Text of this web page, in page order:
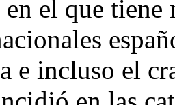
el que tiene
e incluso el